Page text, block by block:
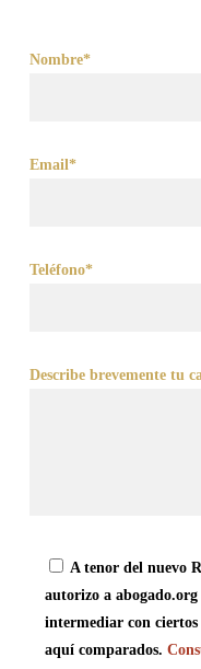
Nombre*
Email*
Teléfono*
Describe brevemente tu
A tenor del nuevo
autorizo a
intermediar con ciertos
aquí comparados.